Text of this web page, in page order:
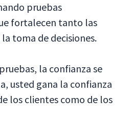
pruebas
fortalecen tanto las
toma de decisiones.
la confianza se
usted gana la confianza
los clientes como de los